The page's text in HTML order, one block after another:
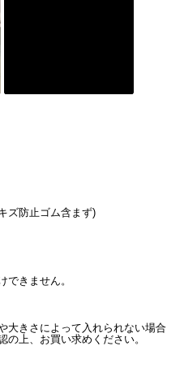
ズ防止ゴム含まず)
きません。
大きさによって入れられない場合
上、お買い求めください。